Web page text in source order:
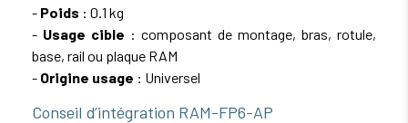
- Poids : 0.1 kg
- Usage cible : composant de montage, bras, rotule,
base, rail ou plaque RAM
- Origine usage : Universel
Conseil d’intégration RAM-FP6-AP